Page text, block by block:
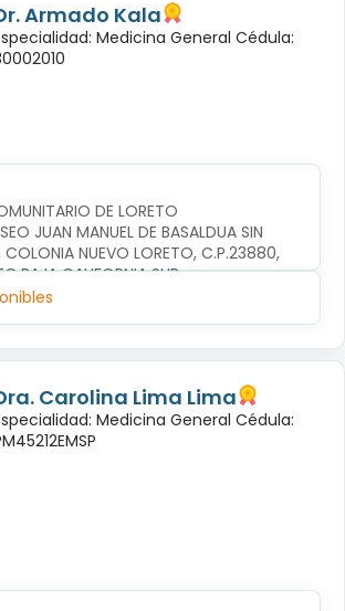
Armado Kala
Medicina General Cédula:
DE LORETO
JUAN MANUEL DE BASALDUA SIN
COLONIA NUEVO LORETO, C.P.23880,
CALIFORNIA SUR
Carolina Lima Lima
Medicina General Cédula: